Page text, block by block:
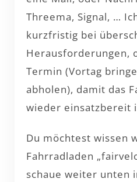
Threema, Signal, …
kurzfristig bei
Herausforderungen,
Termin (Vortag
abholen), damit das
wieder einsatzbereit
Du möchtest wissen
Fahrradladen
schaue weiter unten